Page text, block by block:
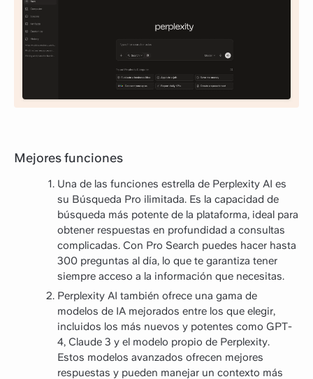
Mejores funciones
Una de las funciones estrella de Perplexity AI es
su Búsqueda Pro ilimitada. Es la capacidad de
búsqueda más potente de la plataforma, ideal para
obtener respuestas en profundidad a consultas
complicadas. Con Pro Search puedes hacer hasta
300 preguntas al día, lo que te garantiza tener
siempre acceso a la información que necesitas.
Perplexity AI también ofrece una gama de
modelos de IA mejorados entre los que elegir,
incluidos los más nuevos y potentes como GPT-
4, Claude 3 y el modelo propio de Perplexity.
Estos modelos avanzados ofrecen mejores
respuestas y pueden manejar un contexto más